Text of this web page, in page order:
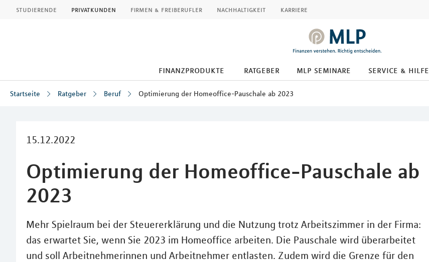
studierende privatkunden firmen & freiberufler nachhaltigkeit karriere
finanzprodukte ratgeber mlp seminare service & hilfe
Startseite Ratgeber Beruf Optimierung der Homeoffice-Pauschale ab 2023
15.12.2022
Optimierung der Homeoffice-Pauschale ab
2023
Mehr Spielraum bei der Steuererklärung und die Nutzung trotz Arbeitszimmer in der Firma:
das erwartet Sie, wenn Sie 2023 im Homeoffice arbeiten. Die Pauschale wird überarbeitet
und soll Arbeitnehmerinnen und Arbeitnehmer entlasten. Zudem wird die Grenze für den